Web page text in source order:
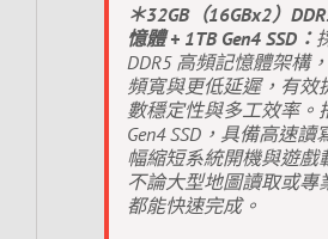
＊32GB（16GBx2）
憶體 + 1TB Gen4 SSD：
DDR5 高頻記憶體架構
頻寬與更低延遲，有效
數穩定性與多工效率。
Gen4 SSD，具備高速讀
幅縮短系統開機與遊戲
不論大型地圖讀取或專
都能快速完成。